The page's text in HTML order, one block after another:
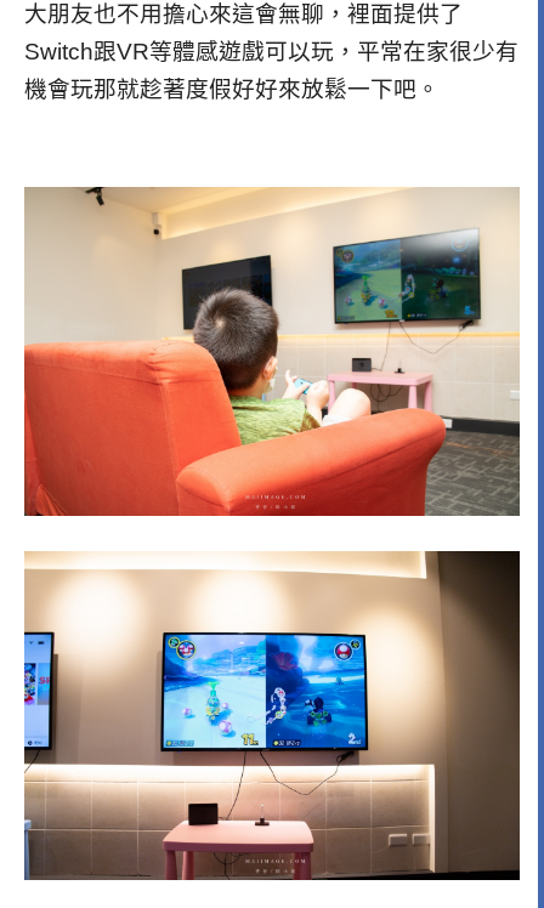
大朋友也不用擔心來這會無聊，裡面提供了
Switch跟VR等體感遊戲可以玩，平常在家很少有
機會玩那就趁著度假好好來放鬆一下吧。